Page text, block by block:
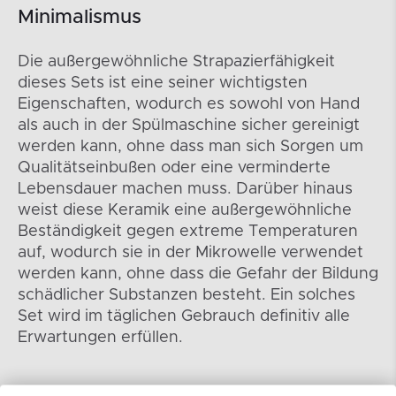
Minimalismus
Die außergewöhnliche Strapazierfähigkeit
dieses Sets ist eine seiner wichtigsten
Eigenschaften, wodurch es sowohl von Hand
als auch in der Spülmaschine sicher gereinigt
werden kann, ohne dass man sich Sorgen um
Qualitätseinbußen oder eine verminderte
Lebensdauer machen muss. Darüber hinaus
weist diese Keramik eine außergewöhnliche
Beständigkeit gegen extreme Temperaturen
auf, wodurch sie in der Mikrowelle verwendet
werden kann, ohne dass die Gefahr der Bildung
schädlicher Substanzen besteht. Ein solches
Set wird im täglichen Gebrauch definitiv alle
Erwartungen erfüllen.